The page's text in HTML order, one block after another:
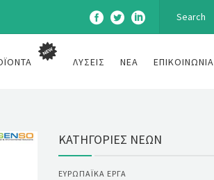
ΛΎΣΕΙΣ ΝΈΑ ΕΠΙΚΟΙΝΩΝΊΑ
ΚΑΤΗΓΟΡΊΕΣ ΝΈΩΝ
ΕΥΡΩΠΑΪΚΆ ΈΡΓΑ